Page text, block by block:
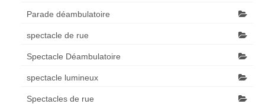
Parade déambulatoire
spectacle de rue
Spectacle Déambulatoire
spectacle lumineux
Spectacles de rue